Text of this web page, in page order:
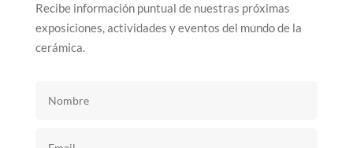
Recibe información puntual de nuestras próximas
exposiciones, actividades y eventos del mundo de la
cerámica.